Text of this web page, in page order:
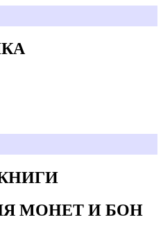
МОНЕТ И БОН